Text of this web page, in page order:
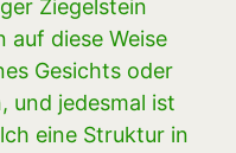
Ziegelstein
auf diese Weise
Gesichts oder
und jedesmal ist
eine Struktur in